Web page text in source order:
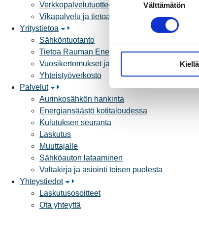
u
o
u
m
k
s
e
n
l
i
Välttämätön
Kiellä
Verkkopalvelutuotteet ja hinnastot
Vikapalvelu ja tietoa jakeluhäiriöistä
Yritystietoa
Sähköntuotanto
Tietoa Rauman Energiasta
Vuosikertomukset ja asiakaslehti
Yhteistyöverkosto
Palvelut
Aurinkosähkön hankinta
Energiansäästö kotitaloudessa
Kulutuksen seuranta
Laskutus
Muuttajalle
Sähköauton lataaminen
Valtakirja ja asiointi toisen puolesta
Yhteystiedot
Laskutusosoitteet
Ota yhteyttä